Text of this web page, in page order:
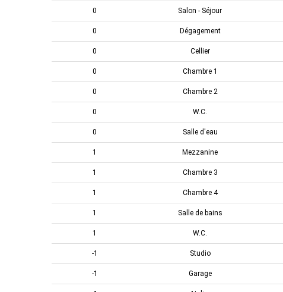
0 Salon - Séjour
0 Dégagement
0 Cellier
0 Chambre 1
0 Chambre 2
0 W.C.
0 Salle d'eau
1 Mezzanine
1 Chambre 3
1 Chambre 4
1 Salle de bains
1 W.C.
-1 Studio
-1 Garage